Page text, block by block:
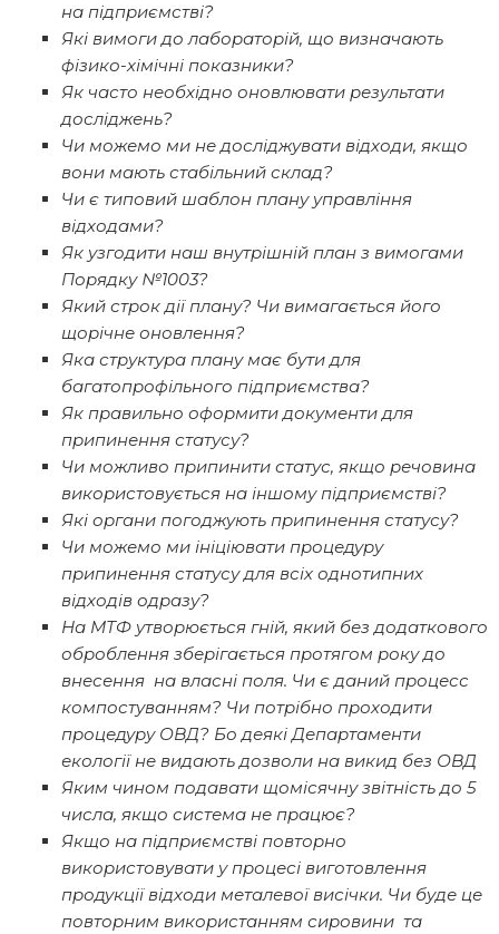
на підприємстві?
Які вимоги до лабораторій, що визначають
фізико-хімічні показники?
Як часто необхідно оновлювати результати
досліджень?
Чи можемо ми не досліджувати відходи, якщо
вони мають стабільний склад?
Чи є типовий шаблон плану управління
відходами?
Як узгодити наш внутрішній план з вимогами
Порядку №1003?
Який строк дії плану? Чи вимагається його
щорічне оновлення?
Яка структура плану має бути для
багатопрофільного підприємства?
Як правильно оформити документи для
припинення статусу?
Чи можливо припинити статус, якщо речовина
використовується на іншому підприємстві?
Які органи погоджують припинення статусу?
Чи можемо ми ініціювати процедуру
припинення статусу для всіх однотипних
відходів одразу?
На МТФ утворюється гній, який без додаткового
оброблення зберігається протягом року до
внесення на власні поля. Чи є даний процесс
компостуванням? Чи потрібно проходити
процедуру ОВД? Бо деякі Департаменти
екології не видають дозволи на викид без ОВД
Яким чином подавати щомісячну звітність до 5
числа, якщо система не працює?
Якщо на підприємстві повторно
використовувати у процесі виготовлення
продукції відходи металевої висічки. Чи буде це
повторним використанням сировини та